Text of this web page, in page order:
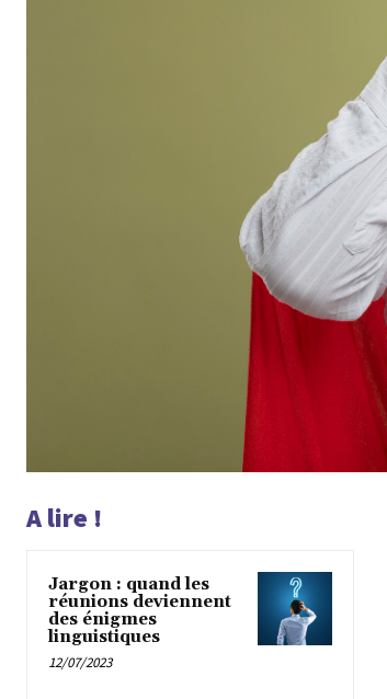
A lire !
Jargon : quand les
réunions deviennent
des énigmes
linguistiques
12/07/2023